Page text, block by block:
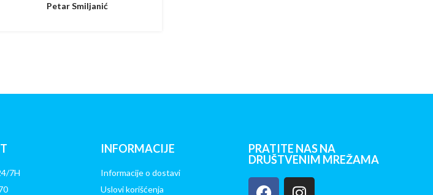
Petar Smiljanić
7H
INFORMACIJE
Informacije o dostavi
Uslovi korišćenja
PRATITE NAS NA
DRUŠTVENIM MREŽAMA